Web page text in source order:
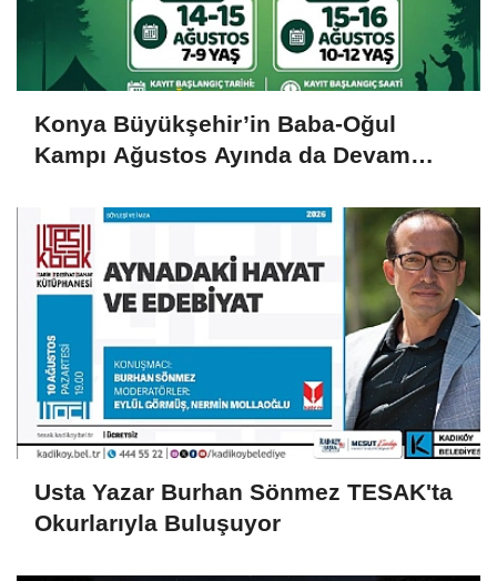
Konya Büyükşehir’in Baba-Oğul
Kampı Ağustos Ayında da Devam
Usta Yazar Burhan Sönmez TESAK'ta
Okurlarıyla Buluşuyor